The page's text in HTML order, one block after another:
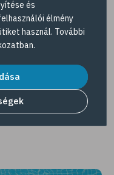
és
élmény
használ. További
.